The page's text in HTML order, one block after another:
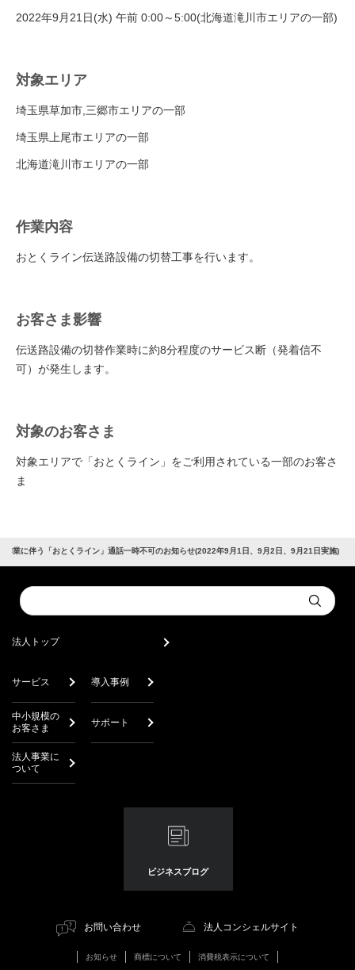
2022年9月21日(水) 午前 0:00～5:00(北海道滝川市エリアの一部)
対象エリア
埼玉県草加市,三郷市エリアの一部
埼玉県上尾市エリアの一部
北海道滝川市エリアの一部
作業内容
おとくライン伝送路設備の切替工事を行います。
お客さま影響
伝送路設備の切替作業時に約8分程度のサービス断（発着信不
可）が発生します。
対象のお客さま
対象エリアで「おとくライン」をご利用されている⼀部のお客さ
ま
作業に伴う「おとくライン」通話⼀時不可のお知らせ(2022年9月1日、9月2日、9月21日実施)
Conduct
a
Submit
法人トップ
サービス 導入事例
中小規模の
お客さま
サポート
法人事業に
ついて
ビジネスブログ
お問い合わせ 法人コンシェルサイト
お知らせ 商標について 消費税表示について